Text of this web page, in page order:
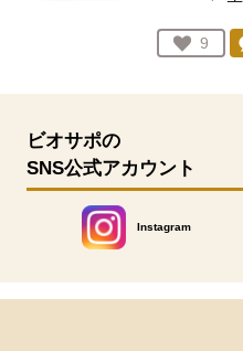
お気
9
人が
ビオサポの
SNS公式アカウント
Instagram
別のウィンドウで開